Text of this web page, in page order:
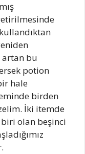
artan bu
potion
hale
birden
İki itemde
olan beşinci